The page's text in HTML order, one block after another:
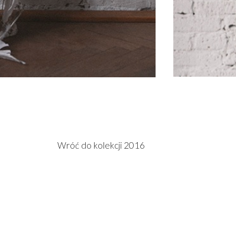
Wróć do kolekcji 2016